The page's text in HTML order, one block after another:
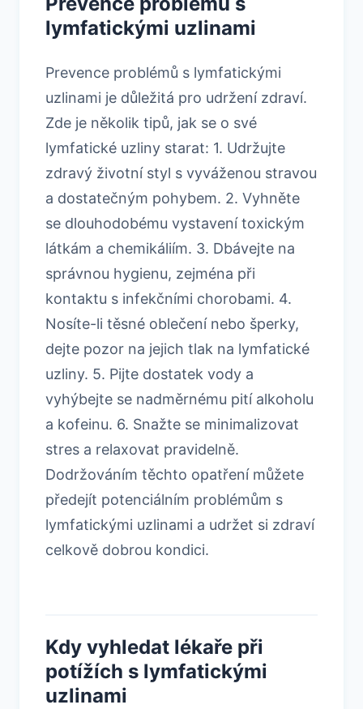
lymfatickými uzlinami
Prevence problémů s lymfatickými
uzlinami je důležitá pro udržení zdraví.
Zde je několik tipů, jak se o své
lymfatické uzliny starat: 1. Udržujte
zdravý životní styl s vyváženou stravou
a dostatečným pohybem. 2. Vyhněte
se dlouhodobému vystavení toxickým
látkám a chemikáliím. 3. Dbávejte na
správnou hygienu, zejména při
kontaktu s infekčními chorobami. 4.
Nosíte-li těsné oblečení nebo šperky,
dejte pozor na jejich tlak na lymfatické
uzliny. 5. Pijte dostatek vody a
vyhýbejte se nadměrnému pití alkoholu
a kofeinu. 6. Snažte se minimalizovat
stres a relaxovat pravidelně.
Dodržováním těchto opatření můžete
předejít potenciálním problémům s
lymfatickými uzlinami a udržet si zdraví
celkově dobrou kondici.
Kdy vyhledat lékaře při
potížích s lymfatickými
uzlinami